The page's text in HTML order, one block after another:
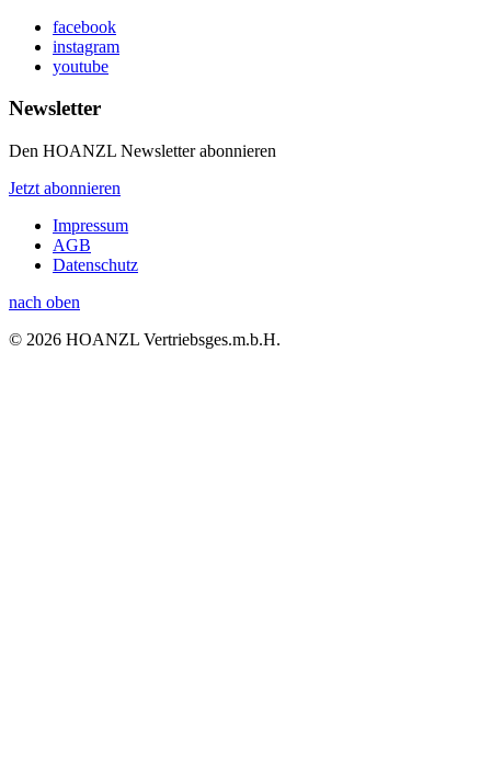
facebook
instagram
youtube
Newsletter
Den HOANZL Newsletter abonnieren
Jetzt abonnieren
Impressum
AGB
Datenschutz
nach oben
© 2026 HOANZL Vertriebsges.m.b.H.